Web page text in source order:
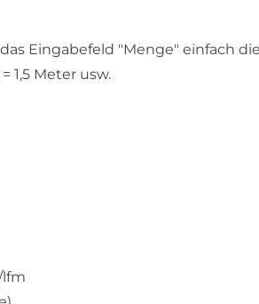
Eingabefeld "Menge" einfach
1,5 Meter usw.
lfm